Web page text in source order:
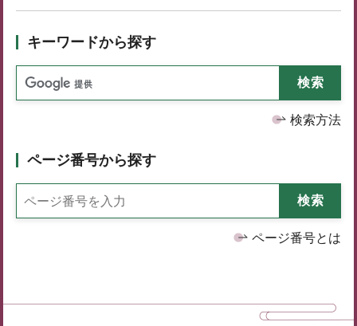
キーワードから探す
検索方法
ページ番号から探す
ページ番号とは